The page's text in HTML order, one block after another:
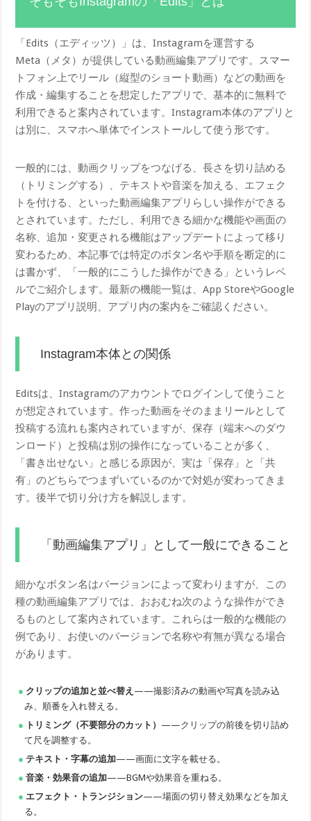
「Edits（エディッツ）」は、Instagramを運営する
Meta（メタ）が提供している動画編集アプリです。スマー
トフォン上でリール（縦型のショート動画）などの動画を
作成・編集することを想定したアプリで、基本的に無料で
利用できると案内されています。Instagram本体のアプリと
は別に、スマホへ単体でインストールして使う形です。
一般的には、動画クリップをつなげる、長さを切り詰める
（トリミングする）、テキストや音楽を加える、エフェク
トを付ける、といった動画編集アプリらしい操作ができる
とされています。ただし、利用できる細かな機能や画面の
名称、追加・変更される機能はアップデートによって移り
変わるため、本記事では特定のボタン名や手順を断定的に
は書かず、「一般的にこうした操作ができる」というレベ
ルでご紹介します。最新の機能一覧は、App StoreやGoogle
Playのアプリ説明、アプリ内の案内をご確認ください。
Instagram本体との関係
Editsは、Instagramのアカウントでログインして使うこと
が想定されています。作った動画をそのままリールとして
投稿する流れも案内されていますが、保存（端末へのダウ
ンロード）と投稿は別の操作になっていることが多く、
「書き出せない」と感じる原因が、実は「保存」と「共
有」のどちらでつまずいているのかで対処が変わってきま
す。後半で切り分け方を解説します。
「動画編集アプリ」として一般にできること
細かなボタン名はバージョンによって変わりますが、この
種の動画編集アプリでは、おおむね次のような操作ができ
るものとして案内されています。これらは一般的な機能の
例であり、お使いのバージョンで名称や有無が異なる場合
があります。
クリップの追加と並べ替え ——撮影済みの動画や写真を読み込
み、順番を入れ替える。
トリミング（不要部分のカット） ——クリップの前後を切り詰め
て尺を調整する。
テキスト・字幕の追加——画面に文字を載せる。
音楽・効果音の追加——BGMや効果音を重ねる。
エフェクト・トランジション——場面の切り替え効果などを加え
る。